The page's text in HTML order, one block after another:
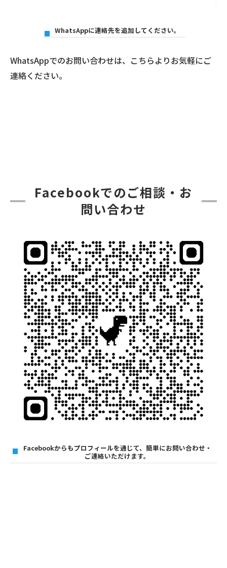
WhatsAppに連絡先を追加してください。
WhatsAppでのお問い合わせは、こちらよりお気軽にご
連絡ください。
Facebookでのご相談・お
問い合わせ
Facebookからもプロフィールを通じて、簡単にお問い合わせ・
ご連絡いただけます。